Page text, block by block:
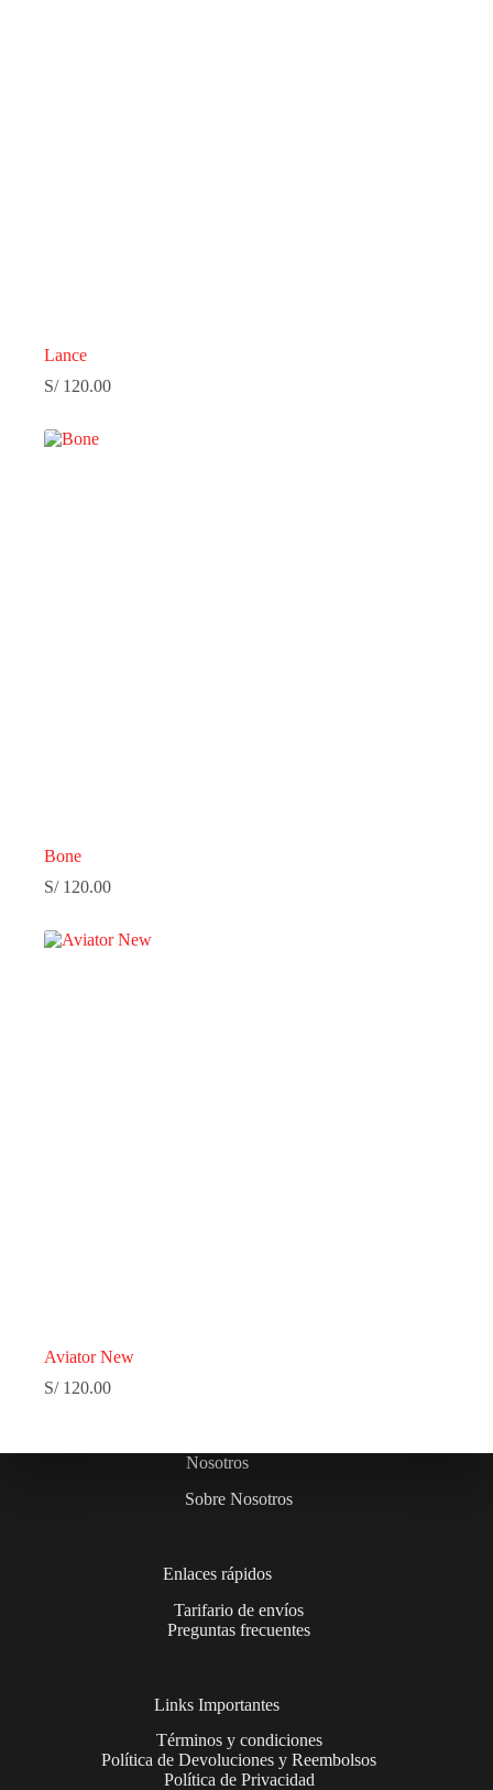
Lance
S/120.00
Bone
S/120.00
Aviator New
S/120.00
Nosotros
Sobre Nosotros
Enlaces rápidos
Tarifario de envíos
Preguntas frecuentes
Links Importantes
Términos y condiciones
Política de Devoluciones y Reembolsos
Política de Privacidad